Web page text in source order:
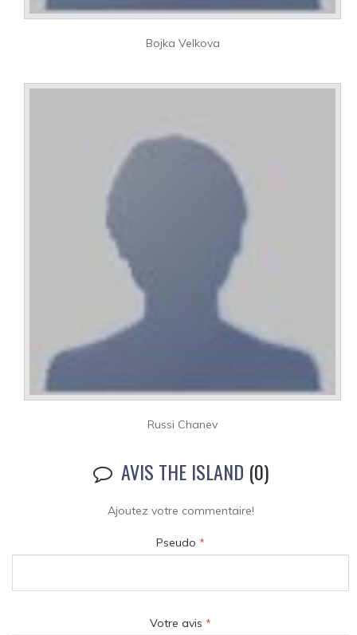
Bojka Velkova
Russi Chanev
AVIS THE ISLAND (0)
Ajoutez votre commentaire!
Pseudo *
Votre avis *